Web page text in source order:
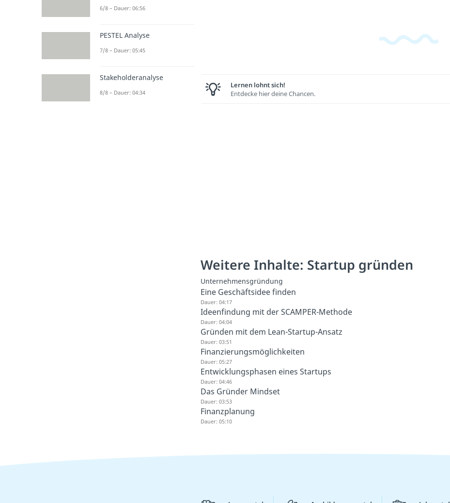
Lernen lohnt sich!
Entdecke hier deine Chancen.
Weitere Inhalte: Startup gründen
Unternehmensgründung
Eine Geschäftsidee finden
Dauer: 04:17
Ideenfindung mit der SCAMPER-Methode
Dauer: 04:04
Gründen mit dem Lean-Startup-Ansatz
Dauer: 03:51
Finanzierungsmöglichkeiten
Dauer: 05:27
Entwicklungsphasen eines Startups
Dauer: 04:46
Das Gründer Mindset
Dauer: 03:53
Finanzplanung
Dauer: 05:10
6/8 – Dauer: 06:56
PESTEL Analyse
7/8 – Dauer: 05:45
Stakeholderanalyse
8/8 – Dauer: 04:34